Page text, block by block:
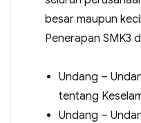
besar maupun
Penerapan SMK3
Undang –
tentang
Undang –